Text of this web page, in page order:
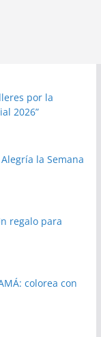
por la
2026”
la Semana
regalo para
colorea con